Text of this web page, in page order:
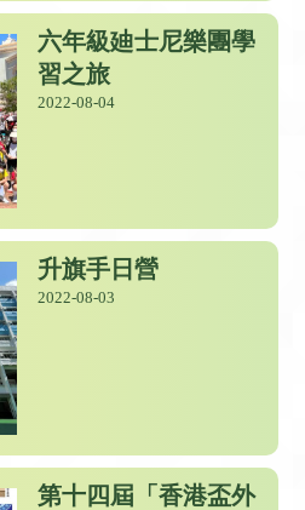
六年級廸士尼樂團學
習之旅
2022-08-04
升旗手日營
2022-08-03
第十四屆「香港盃外